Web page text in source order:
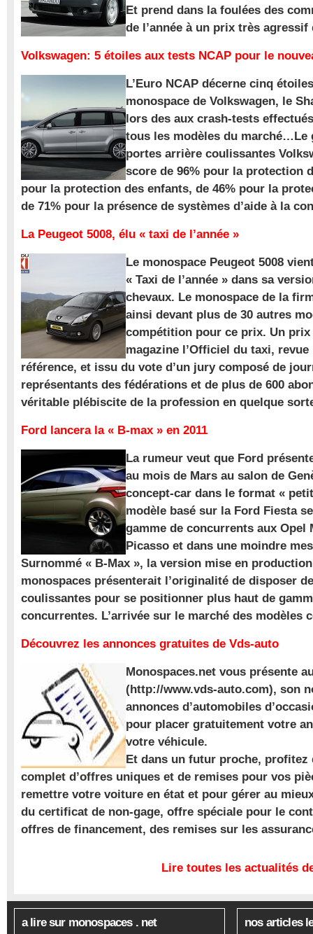
Et prend dans la foulées des
de l’année à un prix très agressif
Volkswagen: 5 étoiles aux tests NCAP pour le
L’Euro NCAP décerne cinq
monospace de Volkswagen, le
lors des aux crash-tests
tous les modèles du marché…Le
portes arrière coulissantes
score de 96% pour la protection
pour la protection des enfants, de 46% pour la
de 71% pour la présence de systèmes d’aide à la
La Peugeot 5008, élu « taxi de l’année »
Le monospace Peugeot 5008
« Taxi de l’année » dans sa
chevaux. Le monospace de la
ainsi devant plus de 30 autres
compétition pour ce prix. Un
magazine l’Officiel du taxi,
référence, et issu du vote d’un jury composé de
représentants des fédérations et de plus de 600
véritable plébiscite de la profession en quelque
Ford lancera la « B-max » en 2011
La rumeur veut que Ford
au mois de Mars au salon de
concept-car dans le format «
modèle basé sur la Ford Fiesta
gamme de concurrents aux Opel
Picasso et dans une moindre
Surnommé « B-Max », la version mise en
monospaces présenterait l’originalité de disposer
coulissantes pour se positionner plus haut de
concurrentes. L’arrivée sur le marché des modèles
Découvrez les annonces gratuites de Vds-auto
Monospaces.net vous présente
(http://www.vds-auto.com), son
annonces d’automobiles
pour placer gratuitement votre
votre véhicule.
Et dans un futur proche, profitez
complet d’offres uniques et de remises pour vos
remettre votre voiture en état et pour gérer au
du certificat de non-gage, offre spéciale pour le
offres de financement, des remises sur les
Lire toutes les actualités
a lire sur monospaces . net nos articles